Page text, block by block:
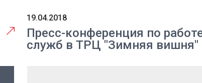
19.04.2018
Пресс-конференция по
служб в ТРЦ "Зимняя вишня"